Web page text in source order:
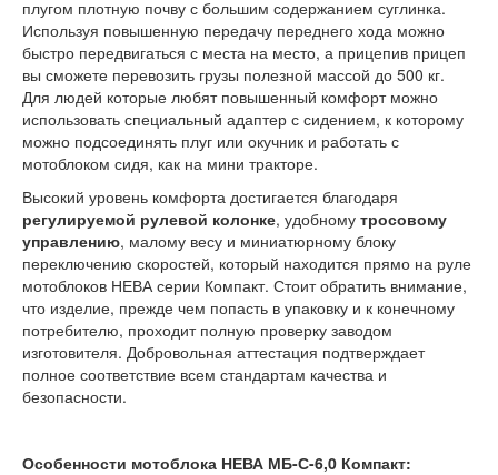
плугом плотную почву с большим содержанием суглинка.
Используя повышенную передачу переднего хода можно
быстро передвигаться с места на место, а прицепив прицеп
вы сможете перевозить грузы полезной массой до 500 кг.
Для людей которые любят повышенный комфорт можно
использовать специальный адаптер с сидением, к которому
можно подсоединять плуг или окучник и работать с
мотоблоком сидя, как на мини тракторе.
Высокий уровень комфорта достигается благодаря
регулируемой рулевой колонке, удобному тросовому
управлению, малому весу и миниатюрному блоку
переключению скоростей, который находится прямо на руле
мотоблоков НЕВА серии Компакт. Стоит обратить внимание,
что изделие, прежде чем попасть в упаковку и к конечному
потребителю, проходит полную проверку заводом
изготовителя. Добровольная аттестация подтверждает
полное соответствие всем стандартам качества и
безопасности.
Особенности мотоблока НЕВА МБ-С-6,0 Компакт: